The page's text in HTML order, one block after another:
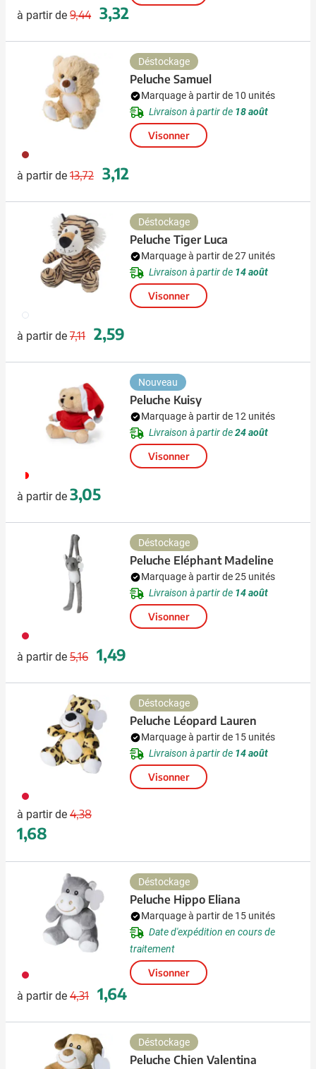
à partir de
Prix normal
9,44
Prix spécial
3,32
011
à partir de
Prix normal
13,72
Prix spécial
3,12
Déstockage
Peluche Samuel
Marquage à partir de 10 unités
Livraison à partir de 18 août
Visonner
009
à partir de
Prix normal
7,11
Prix spécial
2,59
Déstockage
Peluche Tiger Luca
Marquage à partir de 27 unités
Livraison à partir de 14 août
Visonner
048
à partir de 3,05
Nouveau
Peluche Kuisy
Marquage à partir de 12 unités
Livraison à partir de24 août
Visonner
009
à partir de
Prix normal
5,16
Prix spécial
1,49
Déstockage
Peluche Eléphant Madeline
Marquage à partir de 25 unités
Livraison à partir de 14 août
Visonner
009
à partir de Prix normal
4,38
1,68
Déstockage
Peluche Léopard Lauren
Marquage à partir de 15 unités
Livraison à partir de 14 août
Visonner
009
à partir de
Prix normal
4,31
Prix spécial
1,64
Déstockage
Peluche Hippo Eliana
Marquage à partir de 15 unités
Date d'expédition en cours de
traitement
Visonner
Déstockage
Peluche Chien Valentina